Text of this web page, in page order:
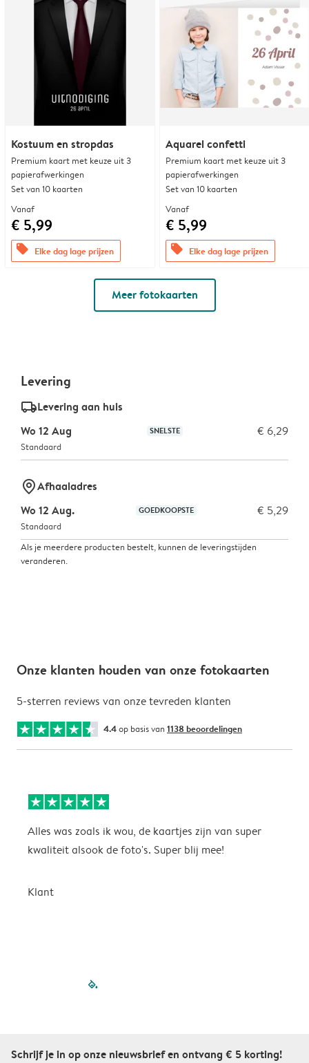
Kostuum en stropdas
Premium kaart met keuze uit 3
papierafwerkingen
Set van 10 kaarten
Vanaf
€ 5,99
offers Elke dag lage prijzen
Aquarel confetti
Premium kaart met keuze uit 3
papierafwerkingen
Set van 10 kaarten
Vanaf
€ 5,99
offers Elke dag lage prijzen
Meer fotokaarten
Levering
delivery_standard_v2Levering aan huis
Wo 12 Aug
SNELSTE € 6,29
Standaard
marker-pinAfhaaladres
Wo 12 Aug.
GOEDKOOPSTE € 5,29
Standaard
Als je meerdere producten bestelt, kunnen de leveringstijden
veranderen.
Onze klanten houden van onze fotokaarten
5-sterren reviews van onze tevreden klanten
4.4op basis van 1138 beoordelingen
Alles was zoals ik wou, de kaartjes zijn van super
kwaliteit alsook de foto's. Super blij mee!
Klant
filled-pagination
Schrijf je in op onze nieuwsbrief en ontvang € 5 korting!